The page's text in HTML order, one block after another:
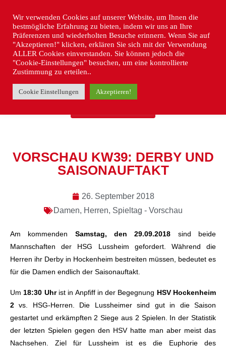
VORSCHAU KW39: DERBY UND
SAISONAUFTAKT
26. September 2018
Damen, Herren, Spieltag - Vorschau
Am kommenden Samstag, den 29.09.2018 sind beide
Mannschaften der HSG Lussheim gefordert. Während die
Herren ihr Derby in Hockenheim bestreiten müssen, bedeutet es
für die Damen endlich der Saisonauftakt.
Um 18:30 Uhrist in Anpfiff in der Begegnung HSV Hockenheim
2 vs. HSG-Herren. Die Lussheimer sind gut in die Saison
gestartet und erkämpften 2 Siege aus 2 Spielen. In der Statistik
der letzten Spielen gegen den HSV hatte man aber meist das
Nachsehen. Ziel für Lussheim ist es die Euphorie des
Wir verwenden Cookies auf unserer Website, um Ihnen die
bestmögliche Erfahrung zu bieten, indem wir uns an Ihre
Präferenzen und wiederholten Besuche erinnern. Wenn Sie auf
"Akzeptieren!" klicken, erklären Sie sich mit der Verwendung
ALLER Cookies einverstanden. Sie können jedoch die
"Cookie-Einstellungen" besuchen, um eine kontrollierte
Zustimmung zu erteilen..
Cookie Einstellungen Akzeptieren!